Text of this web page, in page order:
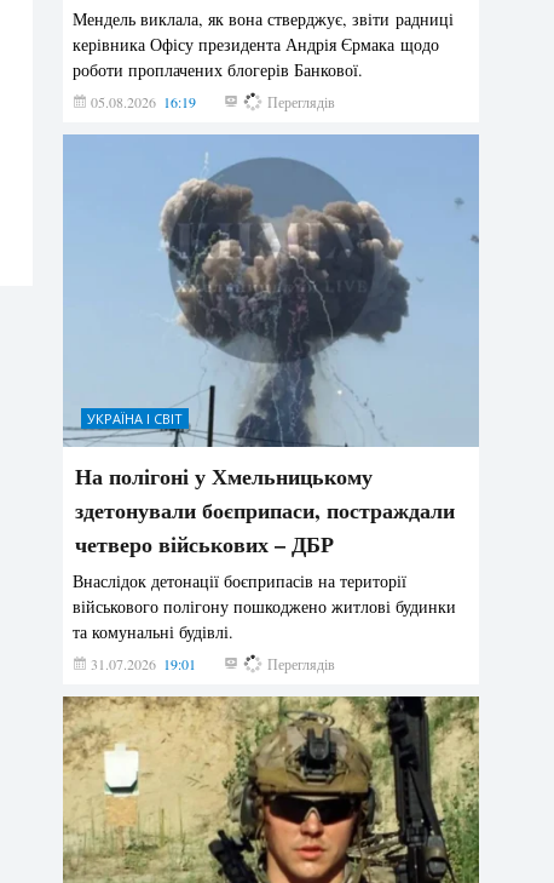
Мендель виклала, як вона стверджує, звіти радниці
керівника Офісу президента Андрія Єрмака щодо
роботи проплачених блогерів Банкової.
05.08.2026 16:19 211 Переглядів
УКРАЇНА І СВІТ
На полігоні у Хмельницькому
здетонували боєприпаси, постраждали
четверо військових – ДБР
Внаслідок детонації боєприпасів на території
військового полігону пошкоджено житлові будинки
та комунальні будівлі.
31.07.2026 19:01 193 Переглядів